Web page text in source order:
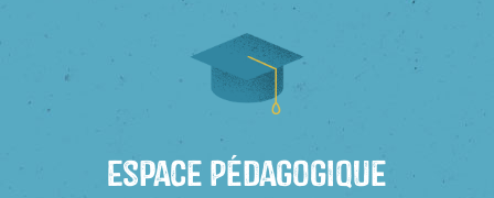
Espace Pédagogique